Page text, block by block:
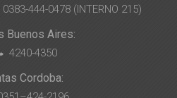
444-0478 (INTERNO 215)
Buenos Aires:
4240-4350
Cordoba: